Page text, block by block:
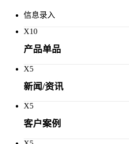
信息录入
X10
产品单品
X5
新闻/资讯
X5
客户案例